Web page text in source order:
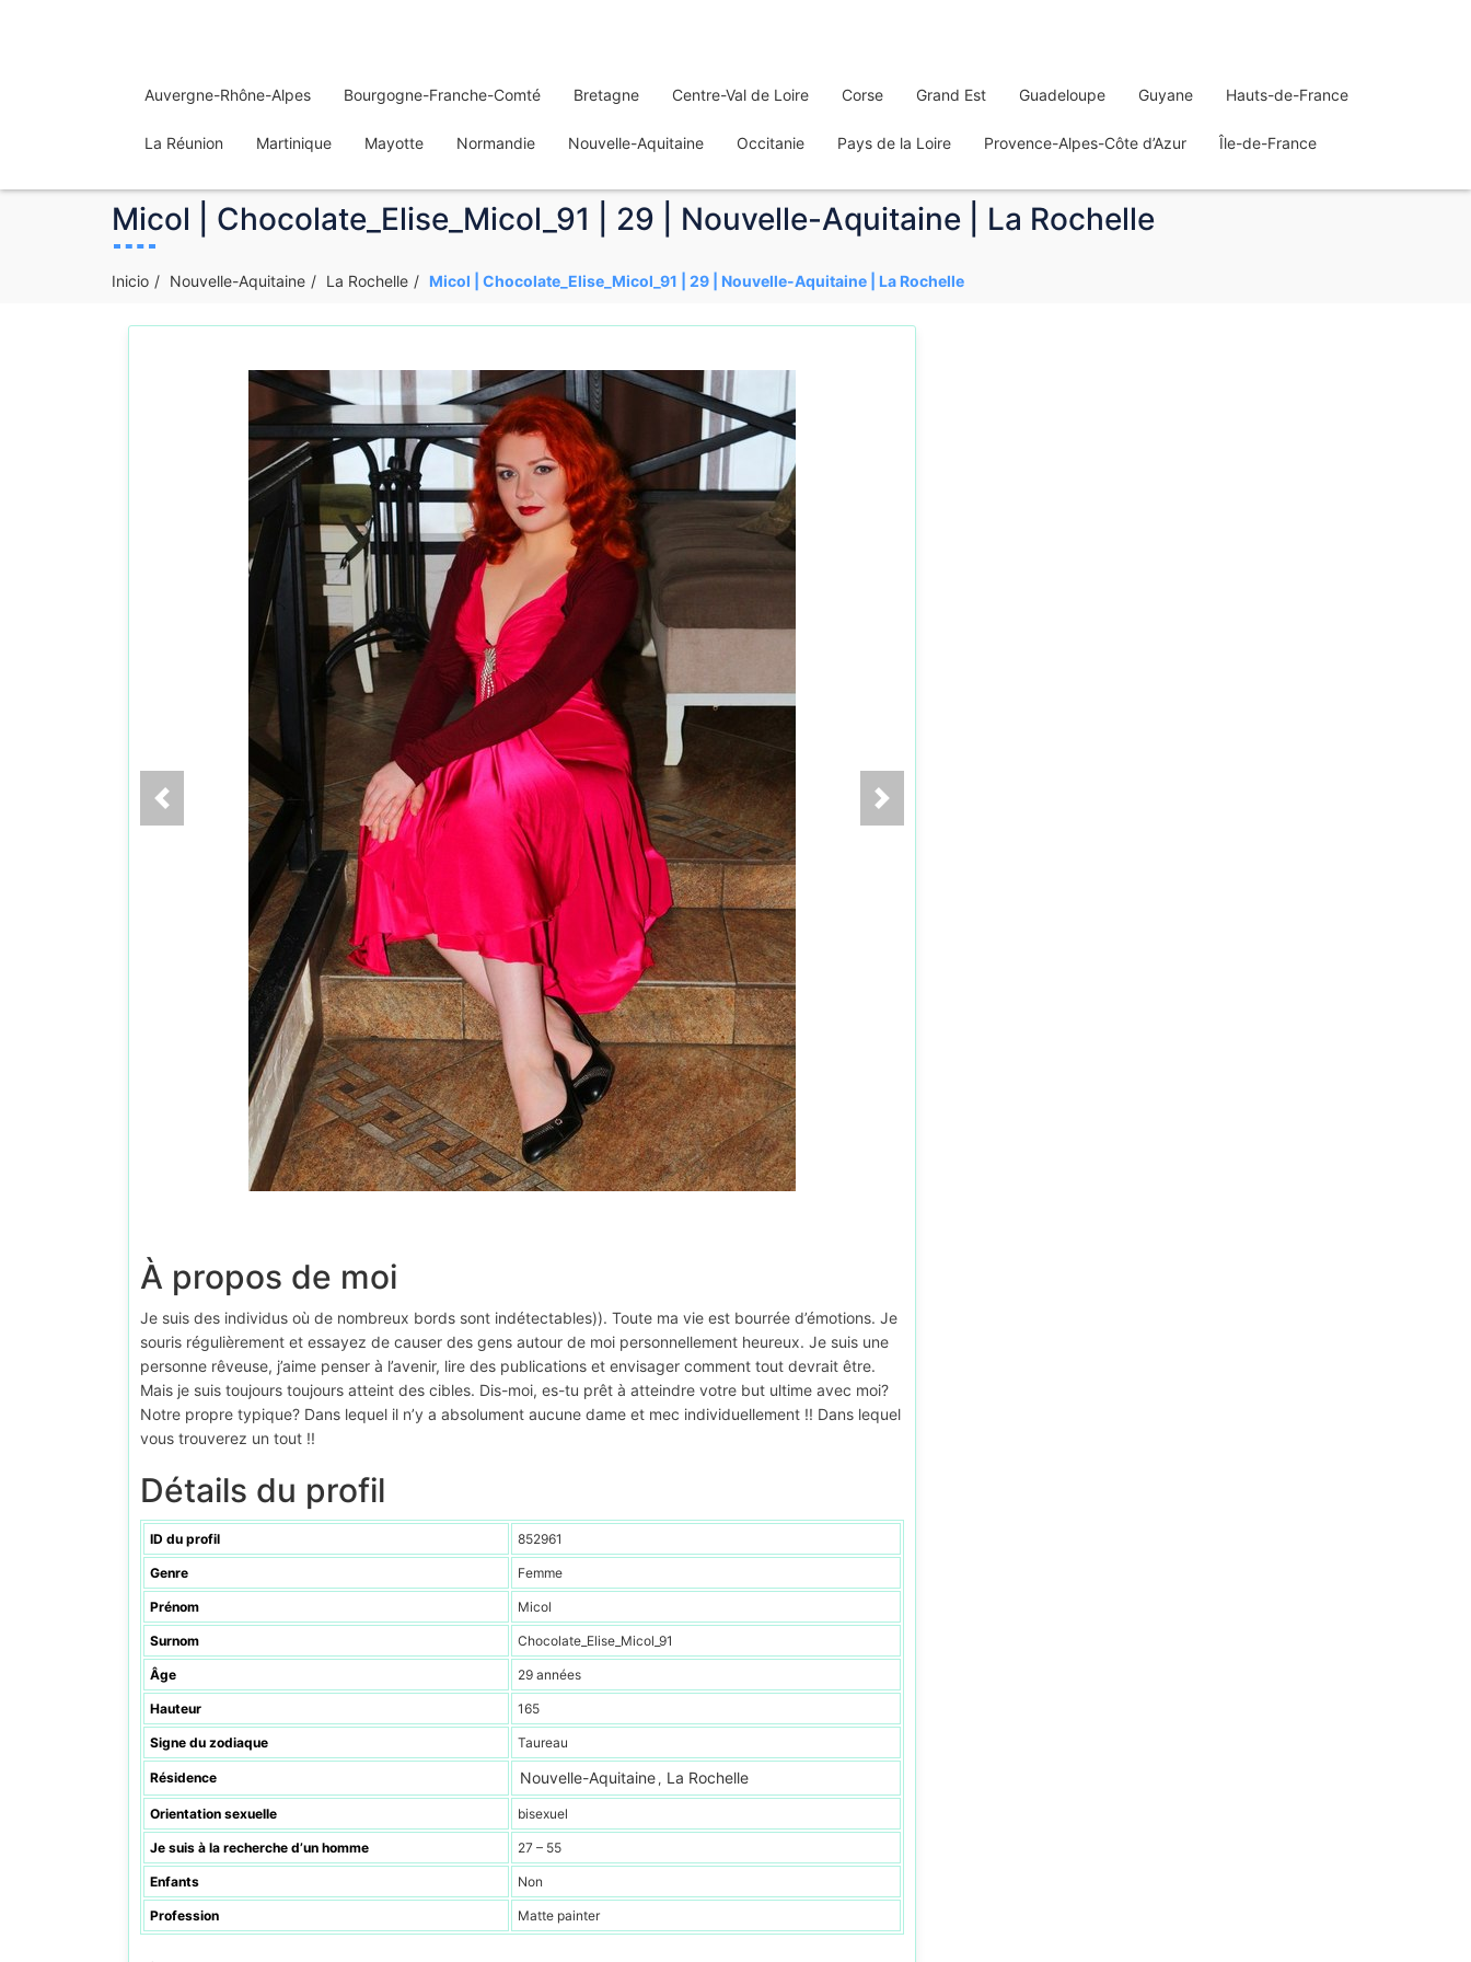
Auvergne-Rhône-Alpes Bourgogne-Franche-Comté Bretagne Centre-Val de Loire Corse Grand Est Guadeloupe Guyane Hauts-de-France
La Réunion Martinique Mayotte Normandie Nouvelle-Aquitaine Occitanie Pays de la Loire Provence-Alpes-Côte d’Azur Île-de-France
Micol | Chocolate_Elise_Micol_91 | 29 | Nouvelle-Aquitaine | La Rochelle
Inicio Nouvelle-Aquitaine La Rochelle Micol | Chocolate_Elise_Micol_91 | 29 | Nouvelle-Aquitaine | La Rochelle
À propos de moi
Je suis des individus où de nombreux bords sont indétectables)). Toute ma vie est bourrée d’émotions. Je
souris régulièrement et essayez de causer des gens autour de moi personnellement heureux. Je suis une
personne rêveuse, j’aime penser à l’avenir, lire des publications et envisager comment tout devrait être.
Mais je suis toujours toujours atteint des cibles. Dis-moi, es-tu prêt à atteindre votre but ultime avec moi?
Notre propre typique? Dans lequel il n’y a absolument aucune dame et mec individuellement !! Dans lequel
vous trouverez un tout !!
Détails du profil
ID du profil 852961
Genre Femme
Prénom Micol
Surnom Chocolate_Elise_Micol_91
Âge 29 années
Hauteur 165
Signe du zodiaque Taureau
Résidence Nouvelle-Aquitaine , La Rochelle
Orientation sexuelle bisexuel
Je suis à la recherche d’un homme 27 – 55
Enfants Non
Profession Matte painter